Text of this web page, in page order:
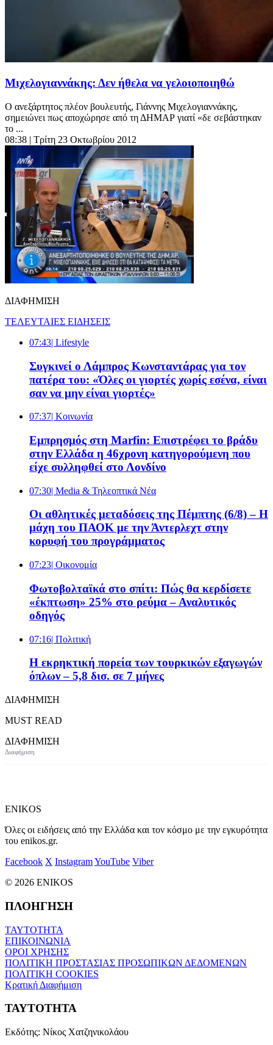
Μιχελογιαννάκης: Δεν ήθελα να γελοιοποιηθώ
Ο ανεξάρτητος πλέον βουλευτής, Γιάννης Μιχελογιαννάκης,
σημειώνει πως αποχώρησε από τη ΔΗΜΑΡ γιατί «δε σεβάστηκαν
το ...
08:38 | Τρίτη 23 Οκτωβρίου 2012
ΔΙΑΦΗΜΙΣΗ
ΤΕΛΕΥΤΑΙΕΣ ΕΙΔΗΣΕΙΣ
07:43| Lifestyle
Συγκινεί ο Λάμπρος Κωνσταντάρας για τον
πατέρα του: «Όλες οι γιορτές χωρίς εσένα, είναι
σαν να μην είναι γιορτές»
07:37| Κοινωνία
Εμπρησμός στη Marfin: Επιστρέφει το βράδυ
στην Ελλάδα η 46χρονη κατηγορούμενη που
είχε συλληφθεί στο Λονδίνο
07:30| Media & Τηλεοπτικά Νέα
Οι αθλητικές μεταδόσεις της Πέμπτης (6/8) – Η
μάχη του ΠΑΟΚ με την Άντερλεχτ στην
κορυφή του προγράμματος
07:23| Oικονομία
Φωτοβολταϊκά στο σπίτι: Πώς θα κερδίσετε
«έκπτωση» 25% στο ρεύμα – Αναλυτικός
οδηγός
07:16| Πολιτική
Η εκρηκτική πορεία των τουρκικών εξαγωγών
όπλων – 5,8 δισ. σε 7 μήνες
ΔΙΑΦΗΜΙΣΗ
MUST READ
ΔΙΑΦΗΜΙΣΗ
ENIKOS
Όλες οι ειδήσεις από την Ελλάδα και τον κόσμο με την εγκυρότητα
του enikos.gr.
Facebook X InstagramYouTube Viber
© 2026 ENIKOS
ΠΛΟΗΓΗΣΗ
ΤΑΥΤΟΤΗΤΑ
ΕΠΙΚΟΙΝΩΝΙΑ
ΟΡΟΙ ΧΡΗΣΗΣ
ΠΟΛΙΤΙΚΗ ΠΡΟΣΤΑΣΙΑΣ ΠΡΟΣΩΠΙΚΩΝ ΔΕΔΟΜΕΝΩΝ
ΠΟΛΙΤΙΚΗ COOKIES
Κρατική Διαφήμιση
ΤΑΥΤΟΤΗΤΑ
Εκδότης: Νίκος Χατζηνικολάου